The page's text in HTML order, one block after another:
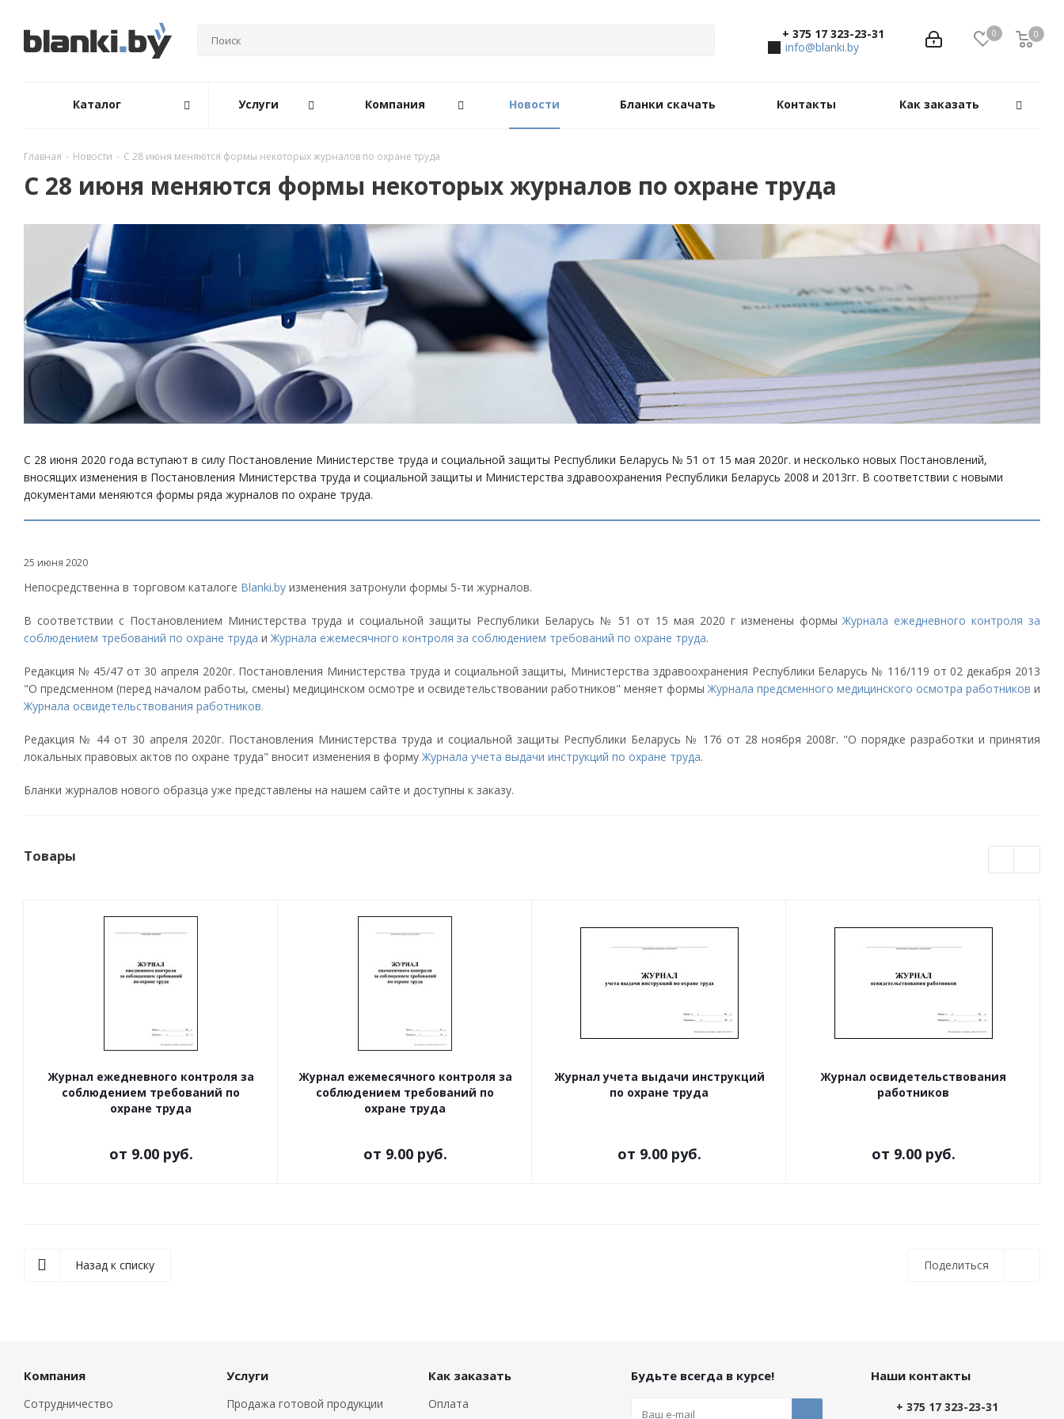
0 0
0
+ 375 17 323-23-31
info@blanki.by
Каталог Услуги Компания Новости Бланки скачать Контакты Как заказать
Главная - Новости - С 28 июня меняются формы некоторых журналов по охране труда
С 28 июня меняются формы некоторых журналов по охране труда
С 28 июня 2020 года вступают в силу Постановление Министерстве труда и социальной защиты Республики Беларусь № 51 от 15 мая 2020г. и несколько новых Постановлений,
вносящих изменения в Постановления Министерства труда и социальной защиты и Министерства здравоохранения Республики Беларусь 2008 и 2013гг. В соответствии с новыми
документами меняются формы ряда журналов по охране труда.
25 июня 2020
Непосредственна в торговом каталоге Blanki.by изменения затронули формы 5-ти журналов.
В соответствии с Постановлением Министерства труда и социальной защиты Республики Беларусь № 51 от 15 мая 2020 г изменены формыЖурнала ежедневного контроля за
соблюдением требований по охране труда иЖурнала ежемесячного контроля за соблюдением требований по охране труда.
Редакция № 45/47 от 30 апреля 2020г. Постановления Министерства труда и социальной защиты, Министерства здравоохранения Республики Беларусь № 116/119 от 02 декабря 2013
"О предсменном (перед началом работы, смены) медицинском осмотре и освидетельствовании работников" меняет формыЖурнала предсменного медицинского осмотра работников и
Журнала освидетельствования работников.
Редакция № 44 от 30 апреля 2020г. Постановления Министерства труда и социальной защиты Республики Беларусь № 176 от 28 ноября 2008г. "О порядке разработки и принятия
локальных правовых актов по охране труда" вносит изменения в формуЖурнала учета выдачи инструкций по охране труда.
Бланки журналов нового образца уже представлены на нашем сайте и доступны к заказу.
Товары
Журнал ежедневного контроля за
соблюдением требований по
охране труда
от 9.00 руб.
Журнал ежемесячного контроля за
соблюдением требований по
охране труда
от 9.00 руб.
Журнал учета выдачи инструкций
по охране труда
от 9.00 руб.
Журнал освидетельствования
работников
от 9.00 руб.
Поделиться
Назад к списку
Компания
Сотрудничество
Услуги
Продажа готовой продукции
Как заказать
Оплата
Будьте всегда в курсе! Наши контакты
+ 375 17 323-23-31